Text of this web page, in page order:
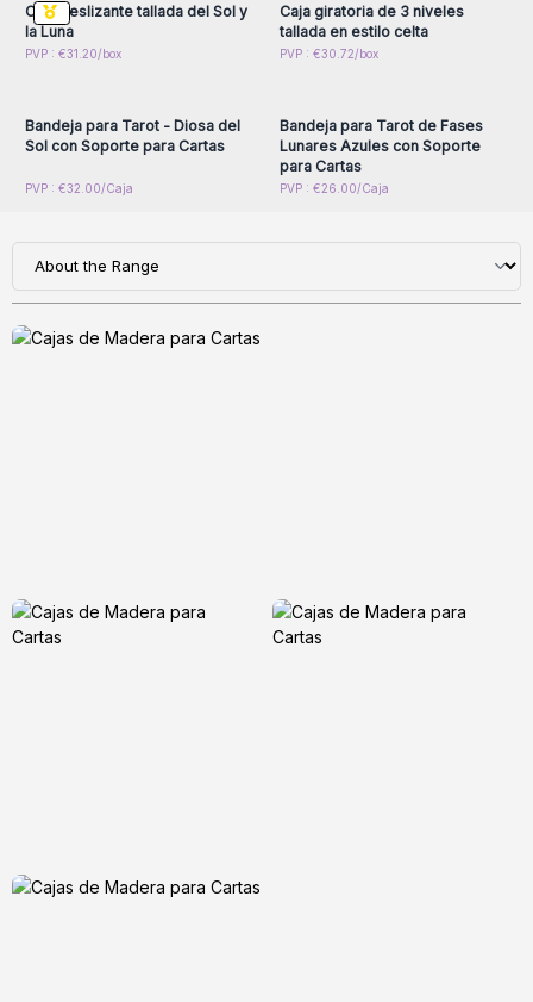
Caja deslizante tallada del Sol y
la Luna
PVP : €31.20/box
Caja giratoria de 3 niveles
tallada en estilo celta
PVP : €30.72/box
Inicie sesión o regístrese
Bandeja para Tarot - Diosa del
Sol con Soporte para Cartas
PVP : €32.00/Caja
Inicie sesión o regístrese
Bandeja para Tarot de Fases
Lunares Azules con Soporte
para Cartas
PVP : €26.00/Caja